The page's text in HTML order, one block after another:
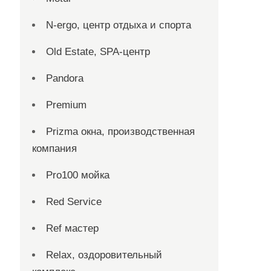
N-ergo, центр отдыха и спорта
Old Estate, SPA-центр
Pandora
Premium
Prizma окна, производственная
компания
Pro100 мойка
Red Service
Ref мастер
Relax, оздоровительный